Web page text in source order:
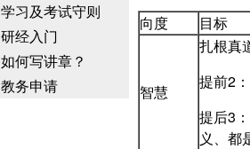
学习及考试守则
研经入门
如何写讲章？
教务申请
向度
目标
智慧
扎根真
提前2
提后3
义、都